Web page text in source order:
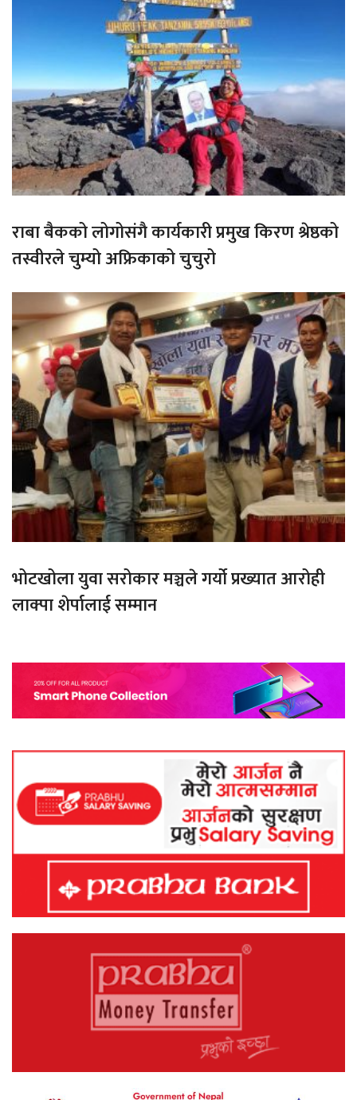
राबा बैकको लोगोसंगै कार्यकारी प्रमुख किरण श्रेष्ठको
तस्वीरले चुम्यो अफ्रिकाको चुचुरो
भोटखोला युवा सरोकार मञ्चले गर्यो प्रख्यात आरोही
लाक्पा शेर्पालाई सम्मान